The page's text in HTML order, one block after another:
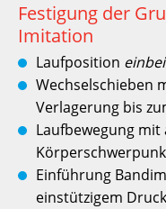
Festigung der
Imitation
Laufposition
Wechselschieben
Verlagerung bis
Laufbewegung mit
Einführung
einstützigem